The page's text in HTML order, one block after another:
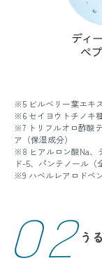
※5 ビルベリー葉エキ
※6 セイヨウトチノキ
※7 トリフルオロ酢酸
ア（保湿成分）
※8 ヒアルロン酸Na、
ド-5、パンテノール（
※9 ハベルレアロドペ
02う